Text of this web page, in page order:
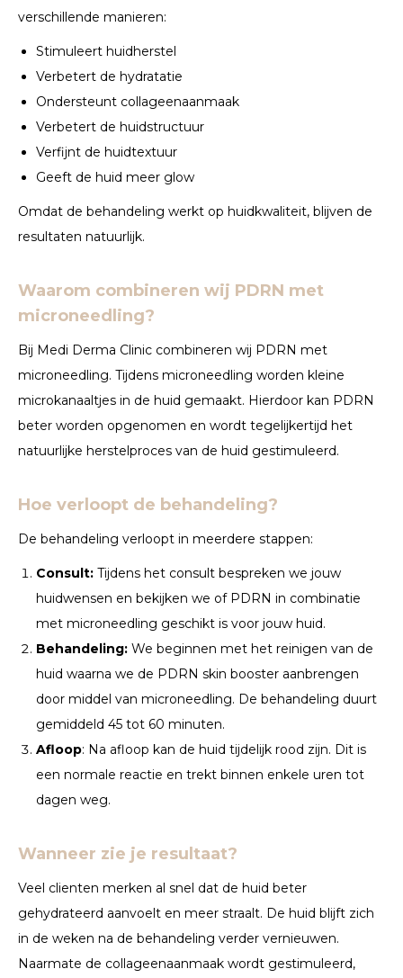
verschillende manieren:
Stimuleert huidherstel
Verbetert de hydratatie
Ondersteunt collageenaanmaak
Verbetert de huidstructuur
Verfijnt de huidtextuur
Geeft de huid meer glow
Omdat de behandeling werkt op huidkwaliteit, blijven de
resultaten natuurlijk.
Waarom combineren wij PDRN met
microneedling?
Bij Medi Derma Clinic combineren wij PDRN met
microneedling. Tijdens microneedling worden kleine
microkanaaltjes in de huid gemaakt. Hierdoor kan PDRN
beter worden opgenomen en wordt tegelijkertijd het
natuurlijke herstelproces van de huid gestimuleerd.
Hoe verloopt de behandeling?
De behandeling verloopt in meerdere stappen:
Consult: Tijdens het consult bespreken we jouw
huidwensen en bekijken we of PDRN in combinatie
met microneedling geschikt is voor jouw huid.
Behandeling: We beginnen met het reinigen van de
huid waarna we de PDRN skin booster aanbrengen
door middel van microneedling. De behandeling duurt
gemiddeld 45 tot 60 minuten.
Afloop: Na afloop kan de huid tijdelijk rood zijn. Dit is
een normale reactie en trekt binnen enkele uren tot
dagen weg.
Wanneer zie je resultaat?
Veel clienten merken al snel dat de huid beter
gehydrateerd aanvoelt en meer straalt. De huid blijft zich
in de weken na de behandeling verder vernieuwen.
Naarmate de collageenaanmaak wordt gestimuleerd,